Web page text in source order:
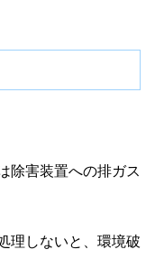
除害装置への排ガス
理しないと、環境破